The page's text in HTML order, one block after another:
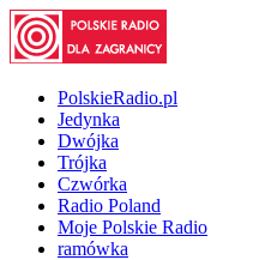
PolskieRadio.pl
Jedynka
Dwójka
Trójka
Czwórka
Radio Poland
Moje Polskie Radio
ramówka